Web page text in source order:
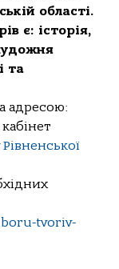
області.
є: історія,
та
адресою:
tvoriv-